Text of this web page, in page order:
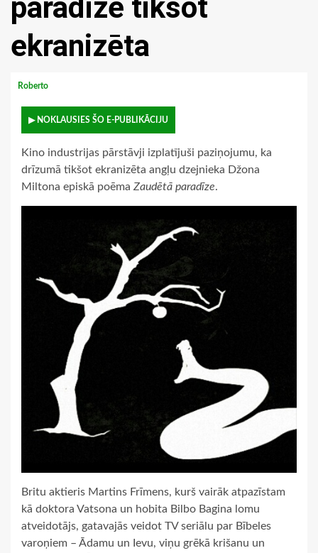
paradīze tikšot
ekranizēta
Roberto
▶ NOKLAUSIES ŠO E-PUBLIKĀCIJU
Kino industrijas pārstāvji izplatījuši paziņojumu, ka
drīzumā tikšot ekranizēta angļu dzejnieka Džona
Miltona episkā poēma Zaudētā paradīze.
Britu aktieris Martins Frīmens, kurš vairāk atpazīstam
kā doktora Vatsona un hobita Bilbo Bagina lomu
atveidotājs, gatavajās veidot TV seriālu par Bībeles
varoņiem – Ādamu un Ievu, viņu grēkā krišanu un